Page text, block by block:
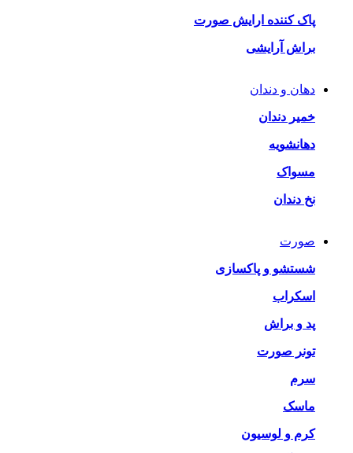
پاک کننده ارایش صورت
براش آرایشی
دهان و دندان
خمیر دندان
دهانشویه
مسواک
نخ دندان
صورت
شستشو و پاکسازی
اسکراب
پد و براش
تونر صورت
سرم
ماسک
کرم و لوسیون